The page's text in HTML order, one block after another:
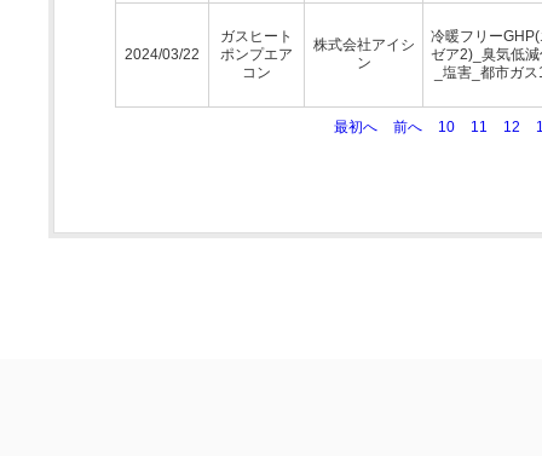
2024/03/22
ガスヒート
ポンプエア
コン
株式会社アイシ
ン
冷暖フリー
ゼア2)_臭気低減
_塩害_都市ガ
最初へ 前へ 10 11 12